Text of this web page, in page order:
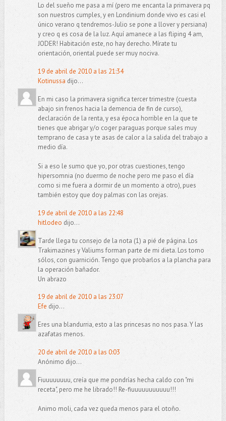
Lo del sueño me pasa a mí (pero me encanta la primavera pq
son nuestros cumples, y en Londinium donde vivo es casi el
único verano q tendremos-Julio se pone a llover y persiana)
y creo q es cosa de la luz. Aquí amanece a las fliping 4 am,
JODER! Habitación este, no hay derecho. Mírate tu
orientación, oriental puede ser muy nociva.
19 de abril de 2010 a las 21:34
Kotinussa dijo...
En mi caso la primavera significa tercer trimestre (cuesta
abajo sin frenos hacia la demencia de fin de curso),
declaración de la renta, y esa época horrible en la que te
tienes que abrigar y/o coger paraguas porque sales muy
temprano de casa y te asas de calor a la salida del trabajo a
medio día.
Si a eso le sumo que yo, por otras cuestiones, tengo
hipersomnia (no duermo de noche pero me paso el día
como si me fuera a dormir de un momento a otro), pues
también estoy que doy palmas con las orejas.
19 de abril de 2010 a las 22:48
hitlodeo dijo...
Tarde llega tu consejo de la nota (1) a pié de página. Los
Trakimazines y Valiums forman parte de mi dieta. Los tomo
sólos, con guarnición. Tengo que probarlos a la plancha para
la operación bañador.
Un abrazo
19 de abril de 2010 a las 23:07
Efe dijo...
Eres una blandurria, esto a las princesas no nos pasa. Y las
azafatas menos.
20 de abril de 2010 a las 0:03
Anónimo dijo...
Fiuuuuuuuu, creía que me pondrías hecha caldo con "mi
receta", pero me he librado!! Re-fiuuuuuuuuuuu!!!
Animo moli, cada vez queda menos para el otoño.